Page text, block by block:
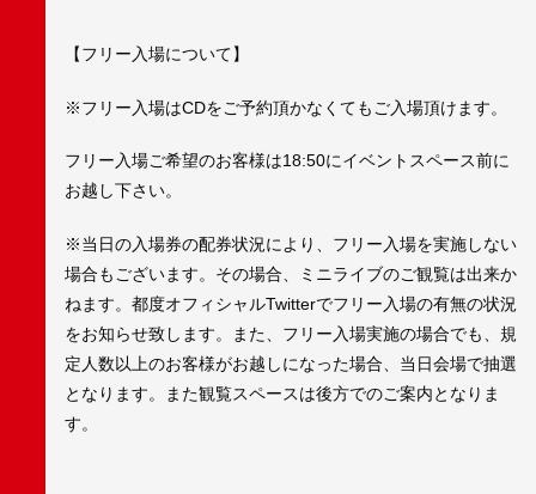
【フリー入場について】
※フリー入場はCDをご予約頂かなくてもご入場頂けます。
フリー入場ご希望のお客様は18:50にイベントスペース前に
お越し下さい。
※当日の入場券の配券状況により、フリー入場を実施しない
場合もございます。その場合、ミニライブのご観覧は出来か
ねます。都度オフィシャルTwitterでフリー入場の有無の状況
をお知らせ致します。また、フリー入場実施の場合でも、規
定人数以上のお客様がお越しになった場合、当日会場で抽選
となります。また観覧スペースは後方でのご案内となりま
す。